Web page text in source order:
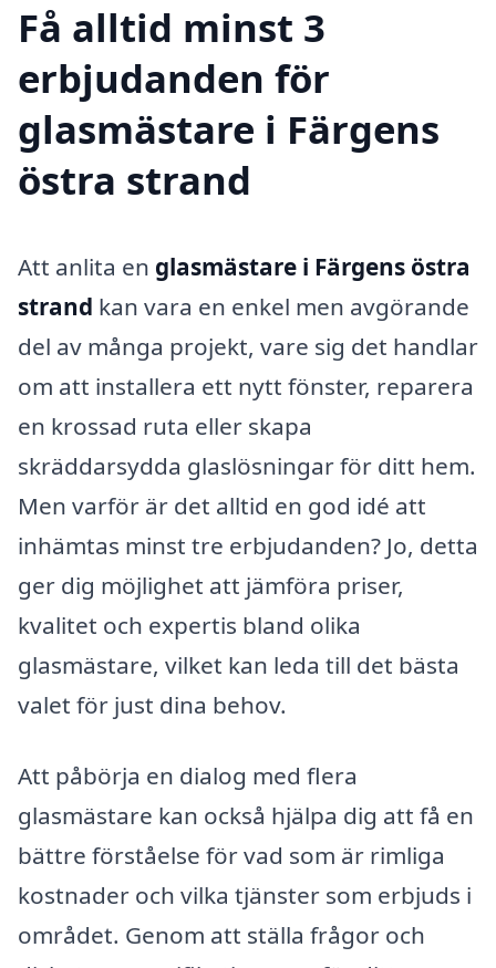
Få alltid minst 3
erbjudanden för
glasmästare i Färgens
östra strand
Att anlita en glasmästare i Färgens östra
strand kan vara en enkel men avgörande
del av många projekt, vare sig det handlar
om att installera ett nytt fönster, reparera
en krossad ruta eller skapa
skräddarsydda glaslösningar för ditt hem.
Men varför är det alltid en god idé att
inhämtas minst tre erbjudanden? Jo, detta
ger dig möjlighet att jämföra priser,
kvalitet och expertis bland olika
glasmästare, vilket kan leda till det bästa
valet för just dina behov.
Att påbörja en dialog med flera
glasmästare kan också hjälpa dig att få en
bättre förståelse för vad som är rimliga
kostnader och vilka tjänster som erbjuds i
området. Genom att ställa frågor och